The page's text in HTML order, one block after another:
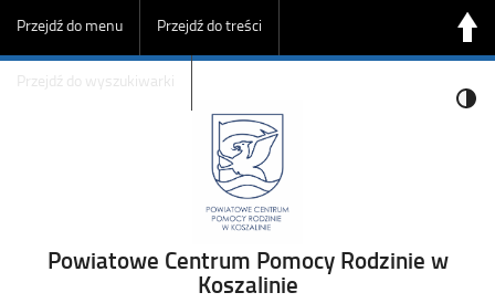
Przejdź do menu Przejdź do treści
Przejdź do wyszukiwarki
Powiatowe Centrum Pomocy Rodzinie w
Koszalinie